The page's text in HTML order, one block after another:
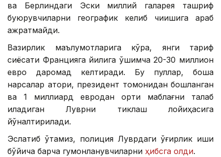
ва Берлиндаги Эски миллий галарея ташриф
буюрувчиларни географик келиб чиқишига қараб
ажратмайди.
Вазирлик маълумотларига кўра, янги тариф
сиёсати Францияга йилига қўшимча 20-30 миллион
евро даромад келтиради. Бу пуллар, бошқа
нарсалар қатори, президент томонидан бошланган
ва 1 миллиард евродан ортиқ маблағни талаб
қиладиган Луврни тиклаш лойиҳасига
йўналтирилади.
Эслатиб ўтамиз, полиция Луврдаги ўғирлик иши
бўйича барча гумонланувчиларни ҳибсга олди.